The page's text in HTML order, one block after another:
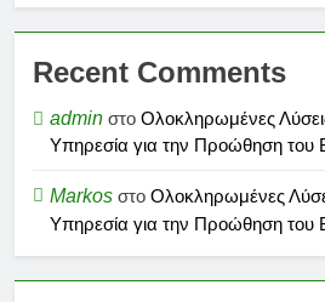
Recent Comments
admin στο Ολοκληρωμένες
Υπηρεσία για την Προώθηση του
Markos στο Ολοκληρωμένες
Υπηρεσία για την Προώθηση του